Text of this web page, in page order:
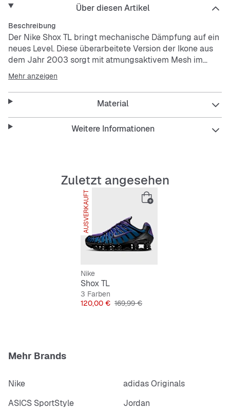
Über diesen Artikel
Beschreibung
Der Nike Shox TL bringt mechanische Dämpfung auf ein
neues Level. Diese überarbeitete Version der Ikone aus
dem Jahr 2003 sorgt mit atmungsaktivem Mesh im
Obermaterial und durchgehender Nike Shox-
Technologie für optimalen Aufprallschutz und verleiht
dir auf der Straße einen markanten Look.
Die Nike Shox-Technologie kombiniert robuste, flexible
Stützen mit Moderator Plates für eine ausgezeichnete
Vorgeformte Überzüge im Mittelfuß gewährleisten Halt
und eine eng anliegende Passform.
Eine TPU-Platte in der Ferse sowie zwischen der
Mittelsohle und der Nike Shox-Technologie maximiert
die seitliche Stabilität und den Halt.
Die Schaumstoffmittelsohle sorgt für Dämpfung bei
Das farbechte Vollgummi in der modifizierten
Außensohle mit Waffelprofil sorgt für ausgezeichnete
Traktion und Strapazierfähigkeit.
Mehr anzeigen
Material
Weitere Informationen
Zuletzt angesehen
AUSVERKAUFT
Nike
Shox TL
3 Farben
Preis
120,00 € Originalpreis
169,99 €
Mehr Brands
Nike
adidas Originals
ASICS SportStyle
Jordan